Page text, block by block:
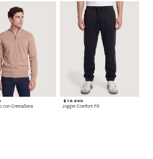
con Cremallera
$ 79.900
Jogger Comfort Fit